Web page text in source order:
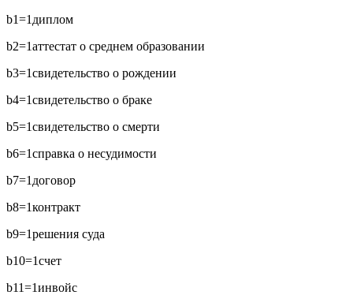
b1=1 диплом
b2=1аттестат о среднем образовании
b3=1свидетельство о рождении
b4=1свидетельство о браке
b5=1свидетельство о смерти
b6=1справка о несудимости
b7=1 договор
b8=1контракт
b9=1решения суда
b10=1счет
b11=1инвойс